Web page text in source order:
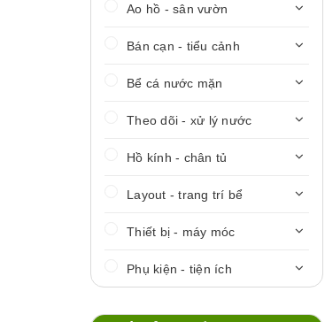
Ao hồ - sân vườn
Bán cạn - tiểu cảnh
Bể cá nước mặn
Theo dõi - xử lý nước
Hồ kính - chân tủ
Layout - trang trí bể
Thiết bị - máy móc
Phụ kiện - tiện ích